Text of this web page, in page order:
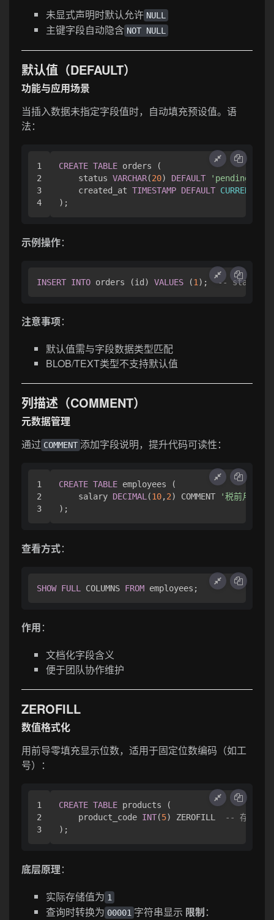
未显式声明时默认允许 NULL
主键字段自动隐含 NOT NULL
默认值（DEFAULT）
功能与应用场景
当插入数据未指定字段值时，自动填充预设值。语
法：
1
2
3
CREATE TABLE orders (
    status
VARCHAR(20) DEFAULT 'pending'
    created_at
TIMESTAMP DEFAULT
示例操作：
INSERT INTO orders (id) VALUES (1 ); -- status自
注意事项：
默认值需与字段数据类型匹配
BLOB/TEXT类型不支持默认值
列描述（COMMENT）
元数据管理
通过 COMMENT 添加字段说明，提升代码可读性：
1
2
CREATE TABLE employees (
    salary
DECIMAL (10,2) COMMENT
'税前月薪，
查看方式：
SHOW FULL COLUMNS FROM
作用：
文档化字段含义
便于团队协作维护
ZEROFILL
数值格式化
用前导零填充显示位数，适用于固定位数编码（如工
号）：
1
2
CREATE TABLE products (
    product_code
INT(5) ZEROFILL
-- 存储1显
底层原理：
实际存储值为 1
查询时转换为 00001 字符串显示 限制：